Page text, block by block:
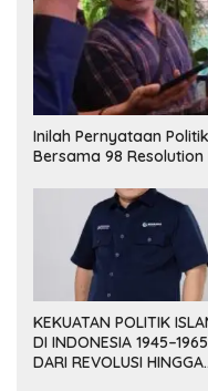
Inilah Pernyataan
Bersama 98
KEKUATAN POLITIK
DI INDONESIA
DARI REVOLUSI HINGGA